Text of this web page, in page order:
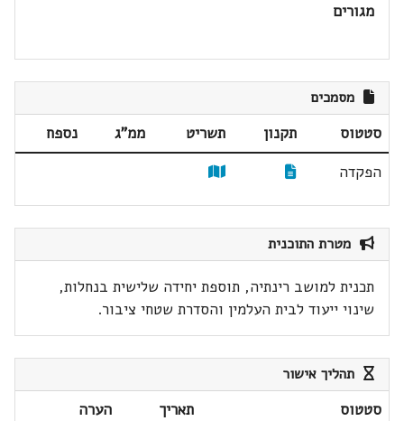
מגורים
מסמכים
סטטוס תקנון תשריט ממ"ג
נספח
הפקדה
מטרת התוכנית
תכנית למושב רינתיה, תוספת יחידה שלישית בנחלות,
שינוי ייעוד לבית העלמין והסדרת שטחי ציבור.
תהליך אישור
סטטוס תאריך
הערה